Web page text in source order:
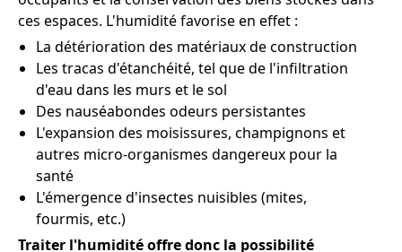
ces espaces. L'humidité favorise en effet :
La détérioration des matériaux de construction
Les tracas d'étanchéité, tel que de l'infiltration
d'eau dans les murs et le sol
Des nauséabondes odeurs persistantes
L'expansion des moisissures, champignons et
autres micro-organismes dangereux pour la
santé
L'émergence d'insectes nuisibles (mites,
fourmis, etc.)
Traiter l'humidité offre donc la possibilité